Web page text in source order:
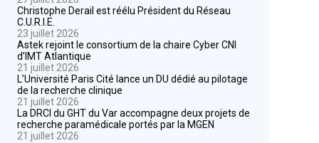
Christophe Derail est réélu Président du Réseau
C.U.R.I.E.
23 juillet 2026
Astek rejoint le consortium de la chaire Cyber CNI
d’IMT Atlantique
21 juillet 2026
L’Université Paris Cité lance un DU dédié au pilotage
de la recherche clinique
21 juillet 2026
La DRCI du GHT du Var accompagne deux projets de
recherche paramédicale portés par la MGEN
21 juillet 2026